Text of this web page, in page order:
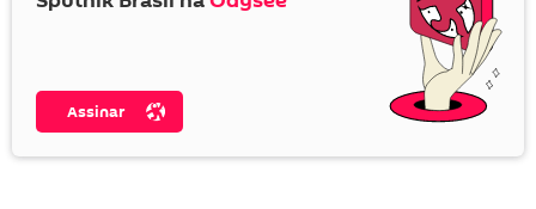
Assinar